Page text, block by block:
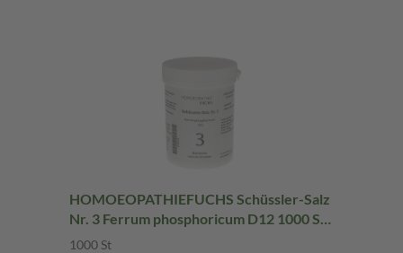
HOMOEOPATHIEFUCHS Schüssler-Salz
Nr. 3 Ferrum phosphoricum D12 1000 St
Tabletten
1000 St